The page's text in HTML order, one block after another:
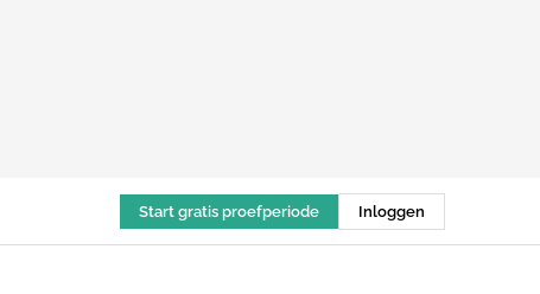
Start gratis proefperiode Inloggen